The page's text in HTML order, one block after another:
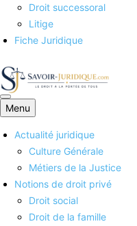
Droit successoral
Litige
Fiche Juridique
Savoirs juridiques
Menu
Actualité juridique
Culture Générale
Métiers de la Justice
Notions de droit privé
Droit social
Droit de la famille